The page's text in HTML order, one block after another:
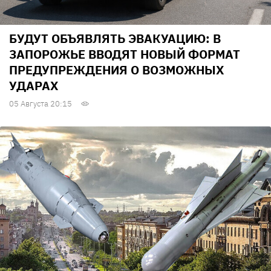
БУДУТ ОБЪЯВЛЯТЬ ЭВАКУАЦИЮ: В
ЗАПОРОЖЬЕ ВВОДЯТ НОВЫЙ ФОРМАТ
ПРЕДУПРЕЖДЕНИЯ О ВОЗМОЖНЫХ
УДАРАХ
05 Августа 20:15